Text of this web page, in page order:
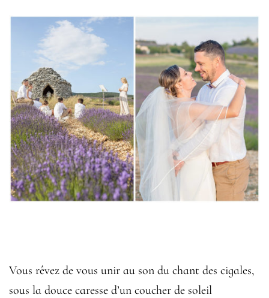
Vous rêvez de vous unir au son du chant des cigales,
sous la douce caresse d’un coucher de soleil